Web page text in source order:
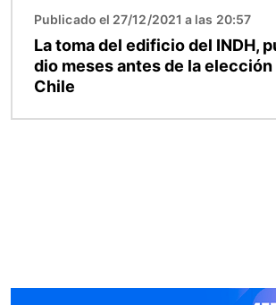
Publicado el 27/12/2021 a las 20:57
La toma del edificio del INDH,
dio meses antes de la
Chile